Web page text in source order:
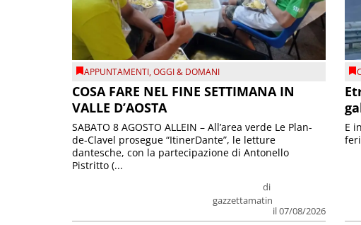
APPUNTAMENTI,OGGI & DOMANI
COSA FARE NEL FINE SETTIMANA IN
VALLE D’AOSTA
di
gazzettamatin
il 07/08/2026
SABATO 8 AGOSTO ALLEIN – All’area verde Le Plan-
de-Clavel prosegue “ItinerDante”, le letture
dantesche, con la partecipazione di Antonello
Pistritto (...
E